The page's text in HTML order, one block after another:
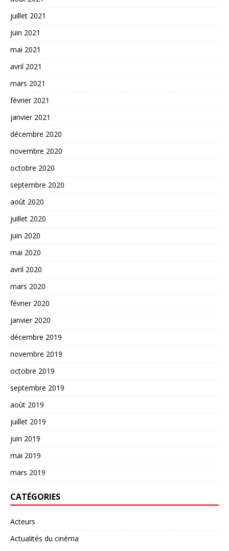
juillet 2021
juin 2021
mai 2021
avril 2021
mars 2021
février 2021
janvier 2021
décembre 2020
novembre 2020
octobre 2020
septembre 2020
août 2020
juillet 2020
juin 2020
mai 2020
avril 2020
mars 2020
février 2020
janvier 2020
décembre 2019
novembre 2019
octobre 2019
septembre 2019
août 2019
juillet 2019
juin 2019
mai 2019
mars 2019
CATÉGORIES
Acteurs
Actualités du cinéma